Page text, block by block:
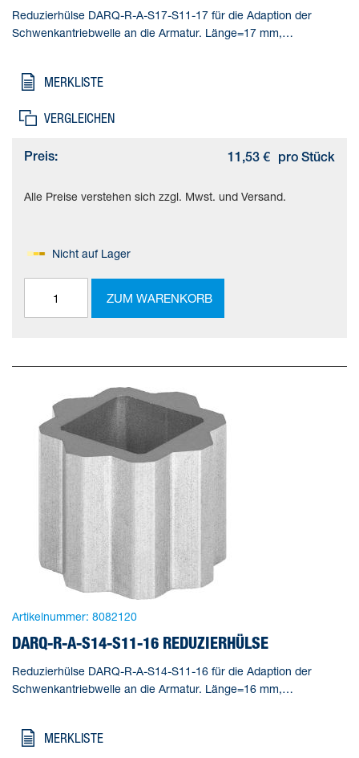
Reduzierhülse DARQ-R-A-S17-S11-17 für die Adaption der
Schwenkantriebwelle an die Armatur. Länge=17 mm,
KBK=2 - mäßige Korrosionsbeanspruchung, Produktgewicht=29
MERKLISTE
VERGLEICHEN
Preis: 11,53 € pro Stück
Alle Preise verstehen sich zzgl. Mwst. und Versand.
Nicht auf Lager
ZUM WARENKORB
Artikelnummer: 8082120
DARQ-R-A-S14-S11-16 REDUZIERHÜLSE
Reduzierhülse DARQ-R-A-S14-S11-16 für die Adaption der
Schwenkantriebwelle an die Armatur. Länge=16 mm,
KBK=2 - mäßige Korrosionsbeanspruchung, Produktgewicht=13
MERKLISTE